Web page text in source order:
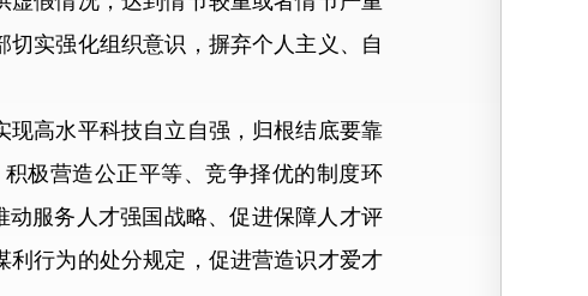
实强化组织意识，摒弃个人主义、自
高水平科技自立自强，归根结底要靠
极营造公正平等、竞争择优的制度环
动服务人才强国战略、促进保障人才评
行为的处分规定，促进营造识才爱才